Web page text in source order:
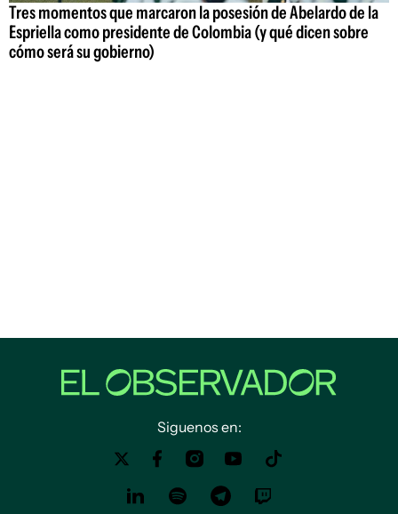
Tres momentos que marcaron la posesión de Abelardo de la
Espriella como presidente de Colombia (y qué dicen sobre
cómo será su gobierno)
Siguenos en: